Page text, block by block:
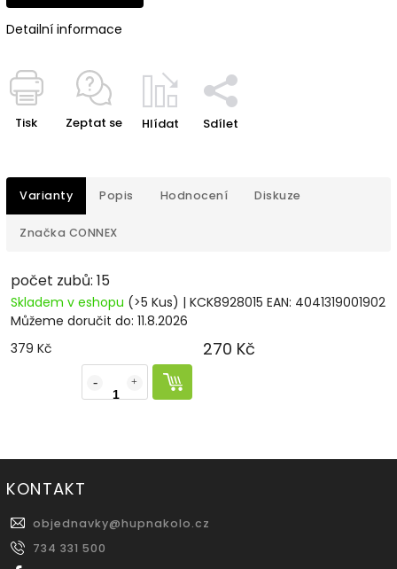
Detailní informace
Tisk Zeptat se Hlídat Sdílet
Varianty Popis Hodnocení Diskuze
Značka CONNEX
počet zubů: 15
Skladem v eshopu (>5 Kus) | KCK8928015 EAN: 4041319001902
Můžeme doručit do: 11.8.2026
379 Kč
270 Kč
KONTAKT
objednavky@hupnakolo.cz
734 331 500